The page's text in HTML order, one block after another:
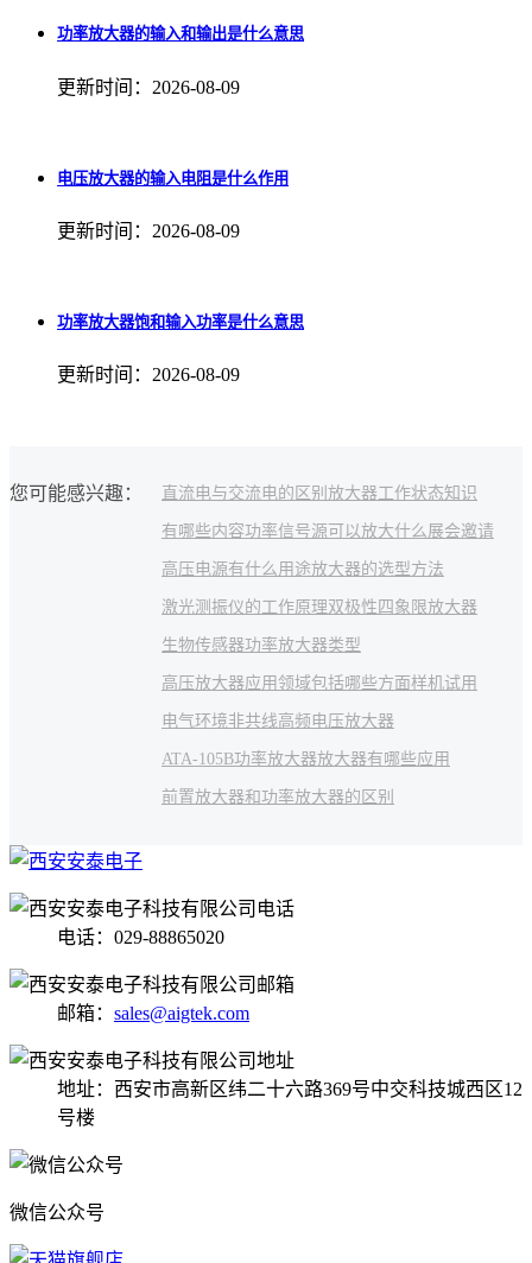
功率放大器的输入和输出是什么意思
更新时间：2026-08-09
电压放大器的输入电阻是什么作用
更新时间：2026-08-09
功率放大器饱和输入功率是什么意思
更新时间：2026-08-09
您可能感兴趣： 直流电与交流电的区别 放大器工作状态知识
有哪些内容功率信号源可以放大什么展会邀请
高压电源有什么用途放大器的选型方法
激光测振仪的工作原理双极性四象限放大器
生物传感器功率放大器类型
高压放大器应用领域包括哪些方面样机试用
电气环境非共线高频电压放大器
ATA-105B功率放大器放大器有哪些应用
前置放大器和功率放大器的区别
电话：029-88865020
邮箱： sales@aigtek.com
地址：西安市高新区纬二十六路369号中交科技城西区12
号楼
微信公众号